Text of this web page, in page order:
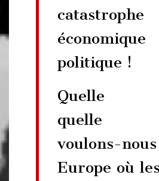
catastrophe
politique !
Quelle
quelle
voulons-
Europe où